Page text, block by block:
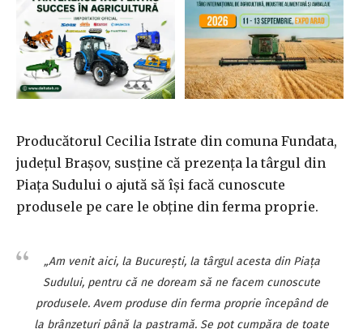
Producătorul Cecilia Istrate din comuna Fundata,
judeţul Braşov, susţine că prezenţa la târgul din
Piaţa Sudului o ajută să îşi facă cunoscute
produsele pe care le obţine din ferma proprie.
„Am venit aici, la Bucureşti, la târgul acesta din Piaţa
Sudului, pentru că ne doream să ne facem cunoscute
produsele. Avem produse din ferma proprie începând de
la brânzeturi până la pastramă. Se pot cumpăra de toate